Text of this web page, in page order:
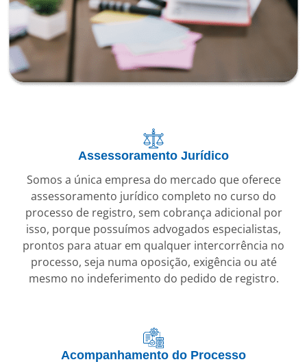
Assessoramento Jurídico
Somos a única empresa do mercado que oferece
assessoramento jurídico completo no curso do
processo de registro, sem cobrança adicional por
isso, porque possuímos advogados especialistas,
prontos para atuar em qualquer intercorrência no
processo, seja numa oposição, exigência ou até
mesmo no indeferimento do pedido de registro.
Acompanhamento do Processo